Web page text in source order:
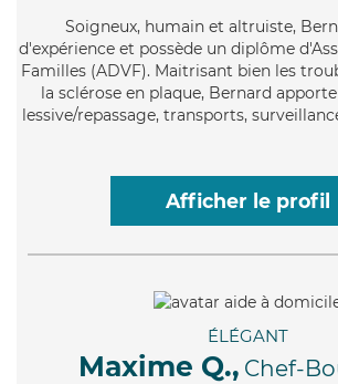
Soigneux, humain et altruiste,
d'expérience et possède un diplôme
Familles (ADVF). Maitrisant bien les
la sclérose en plaque, Bernard
lessive/repassage, transports,
Afficher le profil
ÉLÉGANT
Maxime Q., Chef-